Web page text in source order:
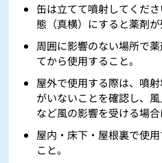
缶は立てて噴射してくだ
態（真横）にすると薬剤が
周囲に影響のない場所で
てから使用すること。
屋外で使用する際は、噴
がいないことを確認し、
など風の影響を受ける場合
屋内・床下・屋根裏で使
こと。